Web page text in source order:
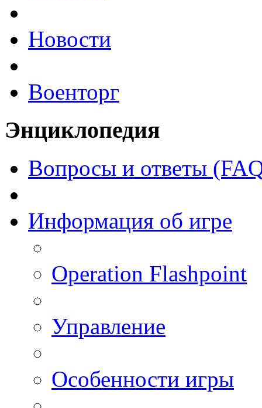
Новости
Военторг
Энциклопедия
Вопросы и ответы
Информация об игре
Operation Flashpoint
Управление
Особенности игры